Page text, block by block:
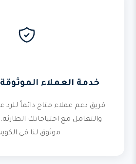
خدمة العملاء
فريق دعم عملاء متاح دائماً
والتعامل مع احتياجاتك
موثوق لنا في